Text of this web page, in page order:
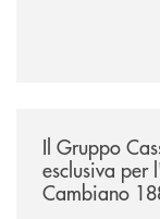
negoziazione
Il Gruppo
esclusiva per
Cambiano